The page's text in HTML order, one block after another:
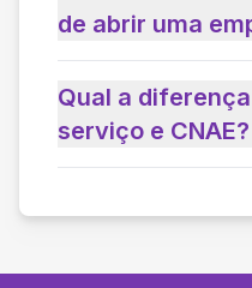
de abrir uma
Qual a
serviço e CNAE?